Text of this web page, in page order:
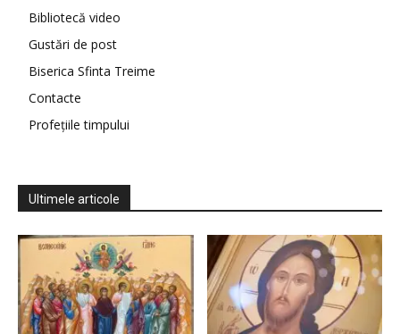
Bibliotecă video
Gustări de post
Biserica Sfinta Treime
Contacte
Profețiile timpului
Ultimele articole